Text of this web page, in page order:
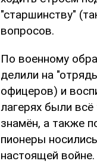
"старшинству"
вопросов.
По военному
делили на
офицеров) и
лагерях были
знамён, а также
пионеры
настоящей войне.